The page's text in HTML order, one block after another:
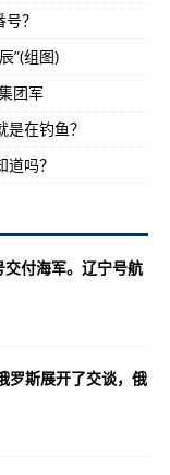
？
”(组图)
团军
在钓鱼？
吗？
付海军。辽宁号航
罗斯展开了交谈，俄